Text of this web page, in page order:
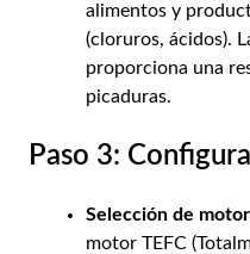
alimentos y
(cloruros, ácidos).
proporciona una
picaduras.
Paso 3:
Selección de
motor TEFC